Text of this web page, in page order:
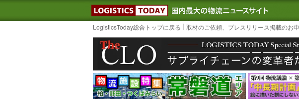
LOGISTICS TODAY｜国内最大の物
LogisticsToday総合トップに戻る 取材のご依頼、プレスリリース掲載のお